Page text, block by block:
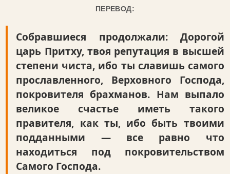
ПЕРЕВОД:
Собравшиеся продолжали: Дорогой
царь Притху, твоя репутация в высшей
степени чиста, ибо ты славишь самого
прославленного, Верховного Господа,
покровителя брахманов. Нам выпало
великое счастье иметь такого
правителя, как ты, ибо быть твоими
подданными — все равно что
находиться под покровительством
Самого Господа.